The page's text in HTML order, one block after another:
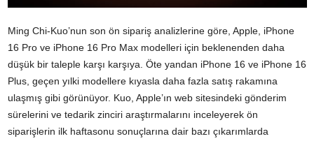
Ming Chi-Kuo’nun son ön sipariş analizlerine göre, Apple, iPhone
16 Pro ve iPhone 16 Pro Max modelleri için beklenenden daha
düşük bir taleple karşı karşıya. Öte yandan iPhone 16 ve iPhone 16
Plus, geçen yılki modellere kıyasla daha fazla satış rakamına
ulaşmış gibi görünüyor. Kuo, Apple’ın web sitesindeki gönderim
sürelerini ve tedarik zinciri araştırmalarını inceleyerek ön
siparişlerin ilk haftasonu sonuçlarına dair bazı çıkarımlarda